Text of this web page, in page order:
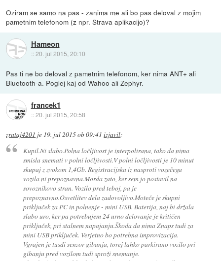
Oziram se samo na pas - zanima me ali bo pas deloval z mojim
pametnim telefonom (z npr. Strava aplikacijo)?
Hameon
::20. jul 2015, 20:10
Pas ti ne bo deloval z pametnim telefonom, ker nima ANT+ ali
Bluetooth-a. Poglej kaj od Wahoo ali Zephyr.
francek1
::20. jul 2015, 20:58
zrataj4201 je 19. jul 2015 ob 09:41 izjavil:
Kupil.Ni slabo.Polna ločljivost je interpolirana, tako da nima
smisla snemati v polni ločljivosti.V polni ločljivosti je 10 minut
skupaj z zvokom 1,4Gb. Registracijska iz nasproti vozečega
vozila ni prepoznavna.Morda zato, ker sem jo postavil na
sovoznikovo stran. Vozilo pred teboj, pa je
prepoznavno.Osvetlitev dela zadovoljivo.Moteče je skupni
priključek za PC in polnenje - mini USB. Baterija, naj bi držala
slabo uro, ker pa potrebujem 24 urno delovanje je kritičen
priključek, pri stalnem napajanju.Škoda da nima Znaps tudi za
mini USB priključek. Verjetno bo potrebna improvizacija.
Vgrajen je tusdi senzor gibanja, torej lahko parkirano vozilo pri
gibanju pred vozilom tudi sproži snemanje.